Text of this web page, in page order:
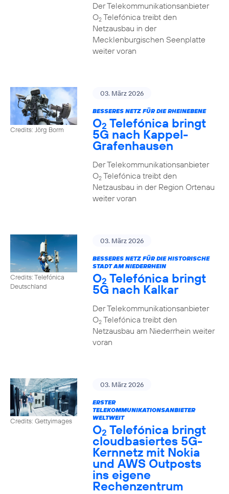
Der Telekommunikationsanbieter
O2Telefónica treibt den
Netzausbau in der
Mecklenburgischen Seenplatte
weiter voran
Credits: Jörg Borm
03. März 2026
BESSERES NETZ FÜR DIE RHEINEBENE
O2 Telefónica bringt
5G nach Kappel-
Grafenhausen
Der Telekommunikationsanbieter
O2Telefónica treibt den
Netzausbau in der Region Ortenau
weiter voran
Credits: Telefónica
Deutschland
03. März 2026
BESSERES NETZ FÜR DIE HISTORISCHE
STADT AM NIEDERRHEIN
O2 Telefónica bringt
5G nach Kalkar
Der Telekommunikationsanbieter
O2Telefónica treibt den
Netzausbau am Niederrhein weiter
voran
Credits: Gettyimages
03. März 2026
ERSTER
TELEKOMMUNIKATIONSANBIETER
WELTWEIT
O2 Telefónica bringt
cloudbasiertes 5G-
Kernnetz mit Nokia
und AWS Outposts
ins eigene
Rechenzentrum